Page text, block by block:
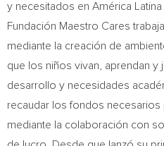
y necesitados en América
Fundación Maestro Cares
mediante la creación de
que los niños vivan, aprendan y
desarrollo y necesidades
recaudar los fondos necesarios
mediante la colaboración con